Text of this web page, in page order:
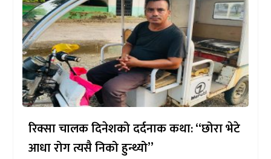
रिक्सा चालक दिनेशको दर्दनाक कथा: “छोरा भेटे
आधा रोग त्यसै निको हुन्थ्यो”